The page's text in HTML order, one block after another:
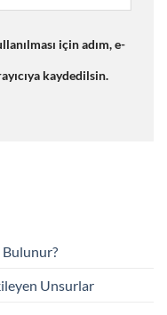
için adım, e-
kaydedilsin.
Bulunur?
Unsurlar